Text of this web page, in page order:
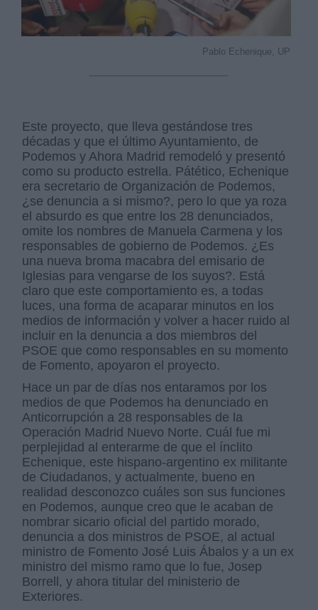
Pablo Echenique, UP
Este proyecto, que lleva gestándose tres
décadas y que el último Ayuntamiento, de
Podemos y Ahora Madrid remodeló y presentó
como su producto estrella. Pátético, Echenique
era secretario de Organización de Podemos,
¿se denuncia a si mismo?, pero lo que ya roza
el absurdo es que entre los 28 denunciados,
omite los nombres de Manuela Carmena y los
responsables de gobierno de Podemos. ¿Es
una nueva broma macabra del emisario de
Iglesias para vengarse de los suyos?. Está
claro que este comportamiento es, a todas
luces, una forma de acaparar minutos en los
medios de información y volver a hacer ruido al
incluir en la denuncia a dos miembros del
PSOE que como responsables en su momento
de Fomento, apoyaron el proyecto.
Hace un par de días nos entaramos por los
medios de que Podemos ha denunciado en
Anticorrupción a 28 responsables de la
Operación Madrid Nuevo Norte. Cuál fue mi
perplejidad al enterarme de que el ínclito
Echenique, este hispano-argentino ex militante
de Ciudadanos, y actualmente, bueno en
realidad desconozco cuáles son sus funciones
en Podemos, aunque creo que le acaban de
nombrar sicario oficial del partido morado,
denuncia a dos ministros de PSOE, al actual
ministro de Fomento José Luis Ábalos y a un ex
ministro del mismo ramo que lo fue, Josep
Borrell, y ahora titular del ministerio de
Exteriores.